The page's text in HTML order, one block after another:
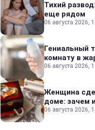
Тихий
еще рядом
06 августа 2026,
Гениальный
комнату в
06 августа 2026,
Женщина
доме: зачем
06 августа 2026,